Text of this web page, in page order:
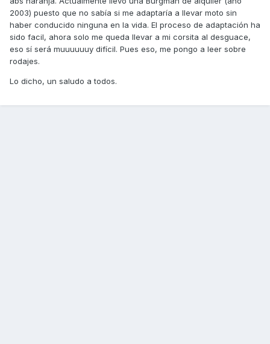
2003) puesto que no sabía si me adaptaría a llevar moto sin
haber conducido ninguna en la vida. El proceso de adaptación ha
sido facil, ahora solo me queda llevar a mi corsita al desguace,
eso sí será muuuuuuy difícil. Pues eso, me pongo a leer sobre
rodajes.
Lo dicho, un saludo a todos.